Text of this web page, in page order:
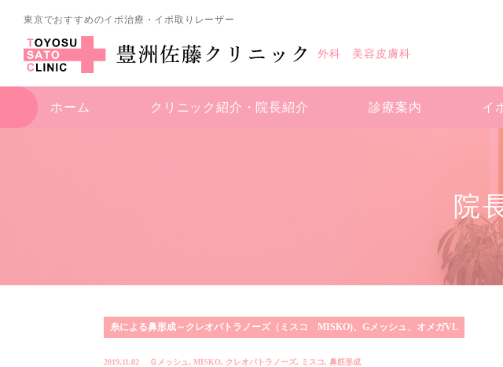
東京でおすすめのイボ治療・イボ取りレーザー
外科 美容皮膚科
ホーム クリニック紹介・ 院長紹介 診療案内 イ
院
糸による鼻形成～クレオパトラノーズ（ミスコ MISKO)、Gメッシュ、オメガVL
2019.11.02 Ｇメッシュ , MISKO, クレオパトラノーズ, ミスコ, 鼻筋形成